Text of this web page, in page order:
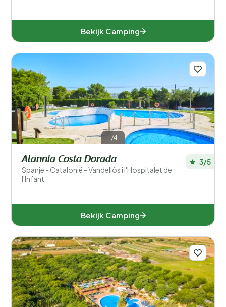
Bekijk Camping
1/4
Alannia Costa Dorada
Spanje - Catalonië - Vandellòs i l'Hospitalet de
l'Infant
3/5
Bekijk Camping